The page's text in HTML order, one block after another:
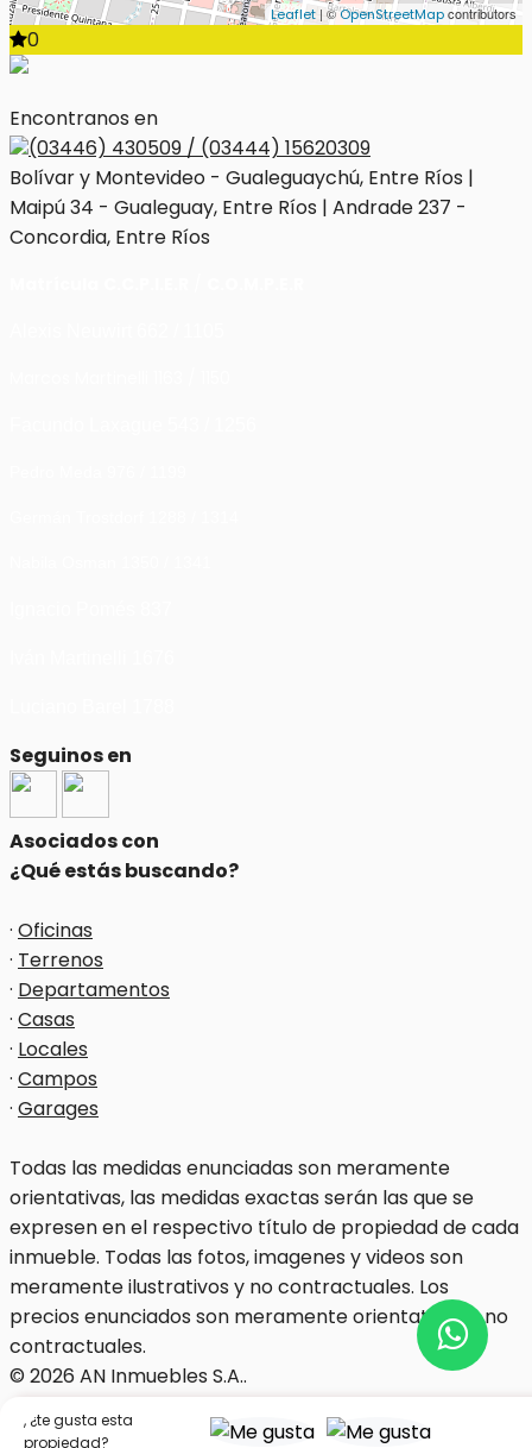
, ¿te gusta esta
propiedad?
Leaflet | ©OpenStreetMapcontributors
0
Encontranos en
(03446) 430509 / (03444) 15620309
Bolívar y Montevideo - Gualeguaychú, Entre Ríos |
Maipú 34 - Gualeguay, Entre Ríos | Andrade 237 -
Concordia, Entre Ríos
Seguinos en
Asociados con
¿Qué estás buscando?
· Oficinas
· Terrenos
· Departamentos
· Casas
· Locales
· Campos
· Garages
Todas las medidas enunciadas son meramente
orientativas, las medidas exactas serán las que se
expresen en el respectivo título de propiedad de cada
inmueble. Todas las fotos, imagenes y videos son
meramente ilustrativos y no contractuales. Los
precios enunciados son meramente orientativos y no
contractuales.
© 2026 AN Inmuebles S.A..